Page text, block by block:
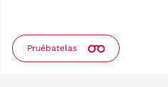
Pruébatelas